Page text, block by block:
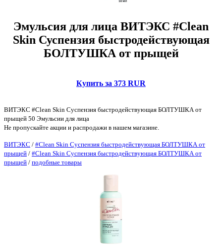
Эмульсия для лица ВИТЭКС #Clean
Skin Суспензия быстродействующая
БОЛТУШКА от прыщей
Купить за 373 RUR
ВИТЭКС #Clean Skin Суспензия быстродействующая БОЛТУШКА от
прыщей 50 Эмульсии для лица
Не пропускайте акции и распродажи в нашем магазине.
ВИТЭКС / #Clean Skin Суспензия быстродействующая БОЛТУШКА от
прыщей / #Clean Skin Суспензия быстродействующая БОЛТУШКА от
прыщей / подобные товары